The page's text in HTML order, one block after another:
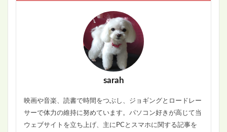
sarah
映画や音楽、読書で時間をつぶし、ジョギングとロードレー
サーで体力の維持に努めています。パソコン好きが高じて当
ウェブサイトを立ち上げ、主にPCとスマホに関する記事を